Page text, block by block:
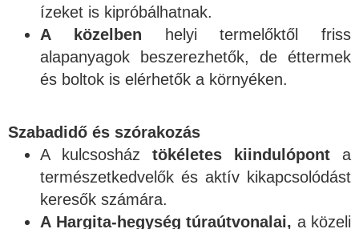
ízeket is kipróbálhatnak.
A közelben helyi termelőktől friss
alapanyagok beszerezhetők, de éttermek
és boltok is elérhetők a környéken.
Szabadidő és szórakozás
A kulcsosház tökéletes kiindulópont a
természetkedvelők és aktív kikapcsolódást
keresők számára.
A Hargita-hegység túraútvonalai, a közeli